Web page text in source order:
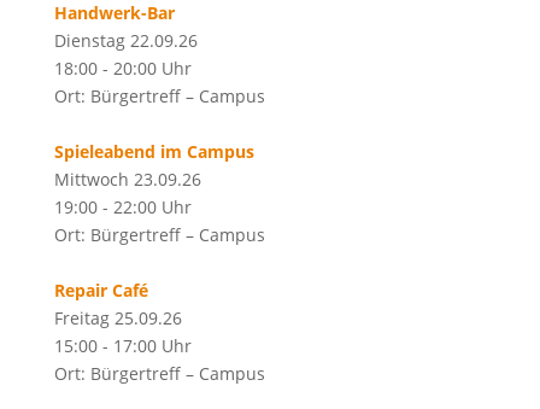
Handwerk-Bar
Dienstag 22.09.26
18:00 - 20:00 Uhr
Ort: Bürgertreff – Campus
Spieleabend im Campus
Mittwoch 23.09.26
19:00 - 22:00 Uhr
Ort: Bürgertreff – Campus
Repair Café
Freitag 25.09.26
15:00 - 17:00 Uhr
Ort: Bürgertreff – Campus